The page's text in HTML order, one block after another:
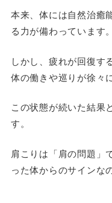
本来、体には自然治癒
る力が備わっています。
しかし、疲れが回復す
体の働きや巡りが徐々
この状態が続いた結果
す。
肩こりは「肩の問題」
った体からのサインな